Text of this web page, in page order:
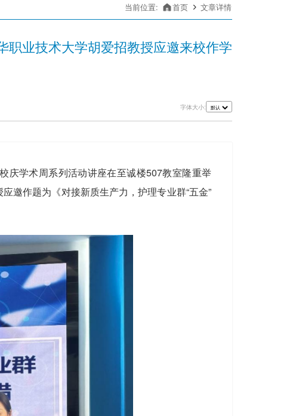
当前位置: 首页 文章详情
职业技术大学胡爱招教授应邀来校作学
字体大小:
庆学术周系列活动讲座在至诚楼507教室隆重举
邀作题为《对接新质生产力，护理专业群“五金”